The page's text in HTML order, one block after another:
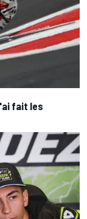
fait les